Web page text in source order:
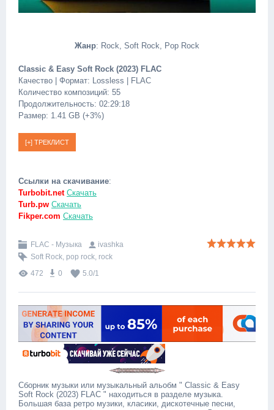
Жанр: Rock, Soft Rock, Pop Rock
Classic & Easy Soft Rock (2023) FLAC
Качество | Формат: Lossless | FLAC
Количество композиций: 55
Продолжительность: 02:29:18
Размер: 1.41 GB (+3%)
Ссылки на скачивание:
Turbobit.net Скачать
Turb.pw Скачать
Fikper.com Скачать
FLAC - Музыка
ivashka
Soft Rock, pop rock, rock
472
0 5.0/1
Сборник музыки или музыкальный альобм " Classic & Easy
Soft Rock (2023) FLAC " находиться в разделе музыка.
Большая база ретро музики, класики, дискотечные песни,